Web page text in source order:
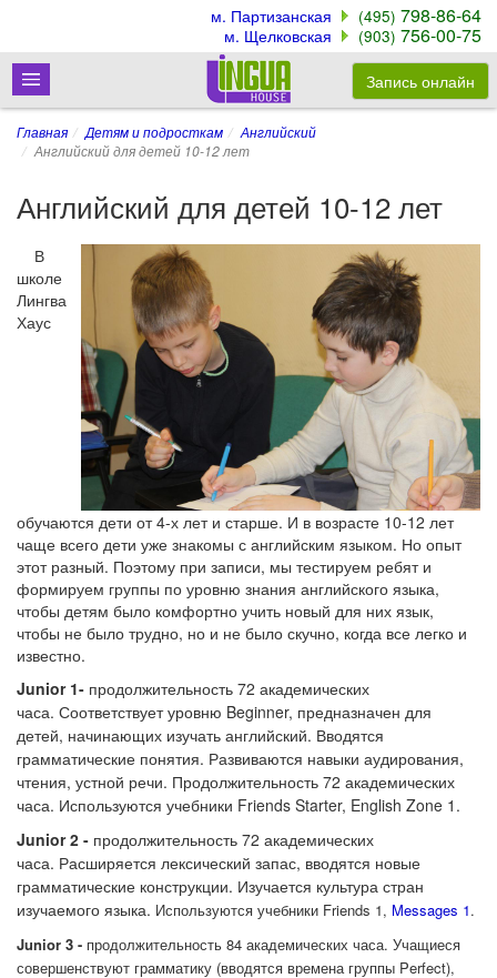
Главная Детям и подросткам
Английский
Английский для детей 10-12 лет
Английский для детей 10-12 лет
В
школе
Лингва
Хаус
обучаются дети от 4-х лет и старше. И в возрасте 10-12 лет
чаще всего дети уже знакомы с английским языком. Но опыт
этот разный. Поэтому при записи, мы тестируем ребят и
формируем группы по уровню знания английского языка,
чтобы детям было комфортно учить новый для них язык,
чтобы не было трудно, но и не было скучно, когда все легко и
известно.
Junior 1- продолжительность 72 академических
часа. Соответствует уровню Beginner, предназначен для
детей, начинающих изучать английский. Вводятся
грамматические понятия. Развиваются навыки аудирования,
чтения, устной речи. Продолжительность 72 академических
часа. Используются учебники Friends Starter, English Zone 1.
Junior 2 - продолжительность 72 академических
часа. Расширяется лексический запас, вводятся новые
грамматические конструкции. Изучается культура стран
изучаемого языка. Используются учебники Friends 1, Messages 1.
Junior 3 - продолжительность 84 академических часа. Учащиеся
совершенствуют грамматику (вводятся времена группы Perfect),
Запись онлайн
м. Партизанская (495) 798-86-64
м. Щелковская (903) 756-00-75